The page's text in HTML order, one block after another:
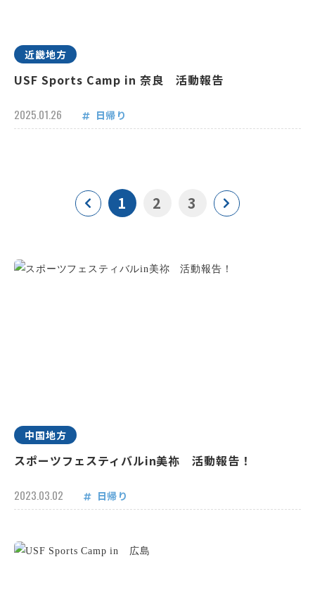
近畿地方
USF Sports Camp in 奈良 活動報告
2025.01.26 日帰り
1 2 3
中国地方
スポーツフェスティバルin美祢 活動報告！
2023.03.02 日帰り